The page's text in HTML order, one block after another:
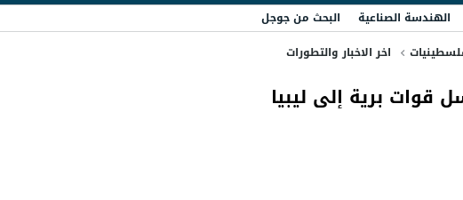
الهندسة الصناعية
البحث من جوجل
اخر الاخبار والتطورات
قوات برية إلى ليبيا